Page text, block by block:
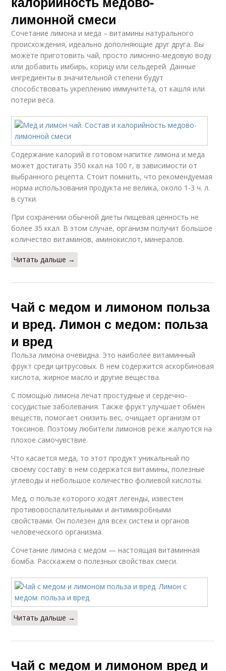
лимонной смеси
Сочетание лимона и меда – витамины натурального
происхождения, идеально дополняющие друг друга. Вы
можете приготовить чай, просто лимонно-медовую воду
или добавить имбирь, корицу или сельдерей. Данные
ингредиенты в значительной степени будут
способствовать укреплению иммунитета, от кашля или
потери веса.
Содержание калорий в готовом напитке лимона и меда
может достигать 350 ккал на 100 г, в зависимости от
выбранного рецепта. Стоит помнить, что рекомендуемая
норма использования продукта не велика, около 1-3 ч. л.
в сутки.
При сохранении обычной диеты пищевая ценность не
более 35 ккал. В этом случае, организм получит большое
количество витаминов, аминокислот, минералов.
Читать дальше →
Чай с медом и лимоном польза
и вред. Лимон с медом: польза
и вред
Польза лимона очевидна. Это наиболее витаминный
фрукт среди цитрусовых. В нем содержится аскорбиновая
кислота, жирное масло и другие вещества.
С помощью лимона лечат простудные и сердечно-
сосудистые заболевания. Также фрукт улучшает обмен
веществ, помогает снизить вес, очищает организм от
токсинов. Поэтому любители лимонов реже жалуются на
плохое самочувствие.
Что касается меда, то этот продукт уникальный по
своему составу: в нем содержатся витамины, полезные
углеводы и небольшое количество фолиевой кислоты.
Мед, о пользе которого ходят легенды, известен
противовоспалительными и антимикробными
свойствами. Он полезен для всех систем и органов
человеческого организма.
Сочетание лимона с медом — настоящая витаминная
бомба. Расскажем о полезных свойствах смеси.
Читать дальше →
Чай с медом и лимоном вред и